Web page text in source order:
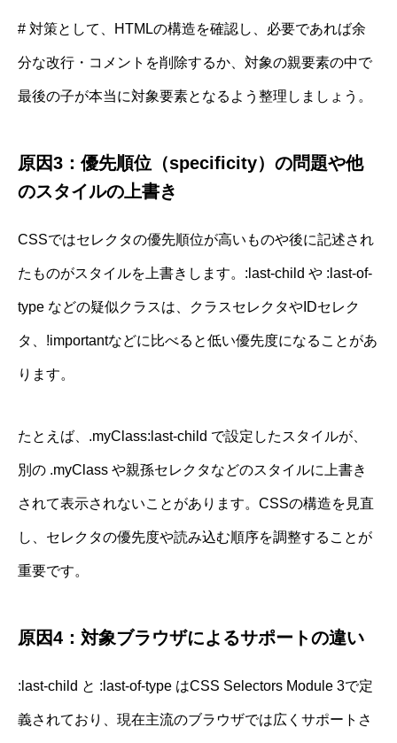
# 対策として、HTMLの構造を確認し、必要であれば余
分な改行・コメントを削除するか、対象の親要素の中で
最後の子が本当に対象要素となるよう整理しましょう。
原因3：優先順位（specificity）の問題や他
のスタイルの上書き
CSSではセレクタの優先順位が高いものや後に記述され
たものがスタイルを上書きします。:last-child や :last-of-
type などの疑似クラスは、クラスセレクタやIDセレク
タ、!importantなどに比べると低い優先度になることがあ
ります。
たとえば、.myClass:last-child で設定したスタイルが、
別の .myClass や親孫セレクタなどのスタイルに上書き
されて表示されないことがあります。CSSの構造を見直
し、セレクタの優先度や読み込む順序を調整することが
重要です。
原因4：対象ブラウザによるサポートの違い
:last-child と :last-of-type はCSS Selectors Module 3で定
義されており、現在主流のブラウザでは広くサポートさ